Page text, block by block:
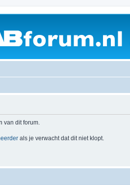
van dit forum.
als je verwacht dat dit niet klopt.